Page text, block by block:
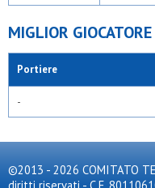
MIGLIOR
Portiere
-
©2013 - 2026 COMITATO